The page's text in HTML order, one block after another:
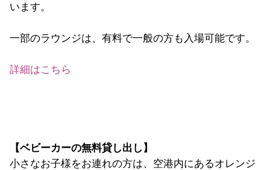
います。
一部のラウンジは、有料で一般の方も入場可能です。
詳細はこちら
【ベビーカーの無料貸し出し】
小さなお子様をお連れの方は、空港内にあるオレンジ